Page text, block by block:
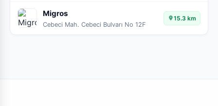
Migros
Cebeci Mah. Cebeci Bulvarı No 12F
15.3 km